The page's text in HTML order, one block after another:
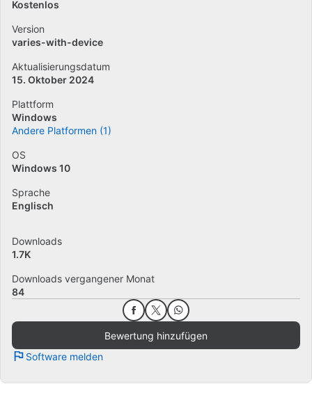
Kostenlos
Version
varies-with-device
Aktualisierungsdatum
15. Oktober 2024
Plattform
Windows
Andere Platformen (1)
OS
Windows 10
Sprache
Englisch
Downloads
1.7K
Downloads vergangener Monat
84
Bewertung hinzufügen
Software melden